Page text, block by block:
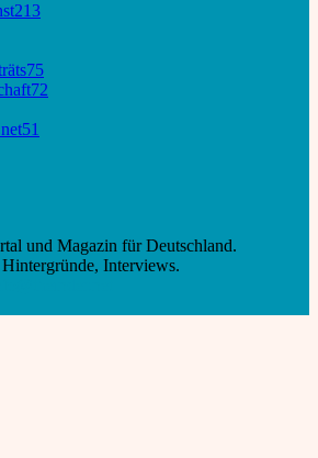
213
75
72
51
und Magazin für Deutschland.
Interviews.